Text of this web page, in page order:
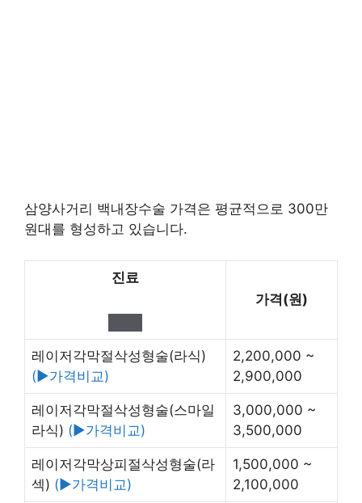
삼양사거리 백내장수술 가격은 평균적으로 300만
원대를 형성하고 있습니다.
진료
가격(원)
레이저각막절삭성형술(라식)
(▶가격비교)
2,200,000 ~
2,900,000
레이저각막절삭성형술(스마일
라식) (▶가격비교)
3,000,000 ~
3,500,000
레이저각막상피절삭성형술(라
섹) (▶가격비교)
1,500,000 ~
2,100,000